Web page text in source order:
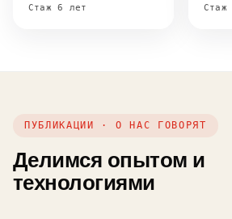
Стаж 6 лет Стаж
ПУБЛИКАЦИИ · О НАС ГОВОРЯТ
Делимся опытом и
технологиями